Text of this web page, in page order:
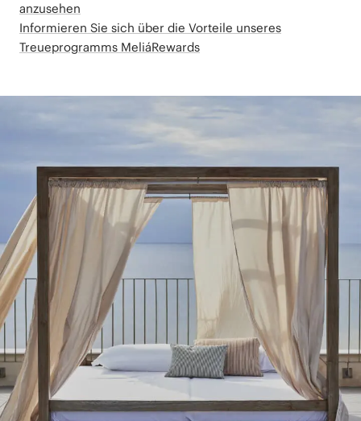
anzusehen
Informieren Sie sich über die Vorteile unseres
Treueprogramms MeliáRewards